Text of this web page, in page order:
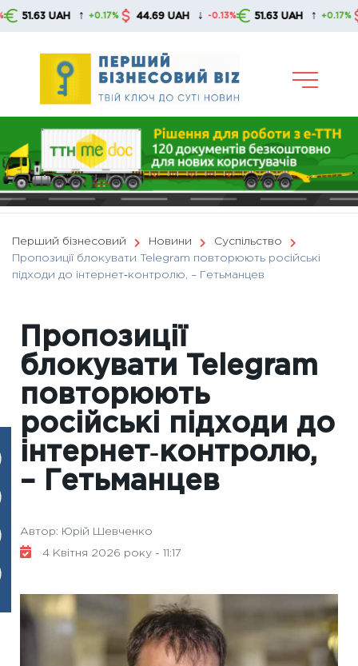
Skip
UAH ↑ +0.17% 44.69 UAH ↓ -0.13% 51.63 UAH ↑ +0.17%
Перший бізнесовий Новини
Суспільство
Пропозиції блокувати Telegram повторюють російські
підходи до інтернет‑контролю, – Гетьманцев
Пропозиції
блокувати Telegram
повторюють
російські підходи до
інтернет‑контролю,
– Гетьманцев
Автор: Юрій Шевченко
4 Квітня 2026 року - 11:17